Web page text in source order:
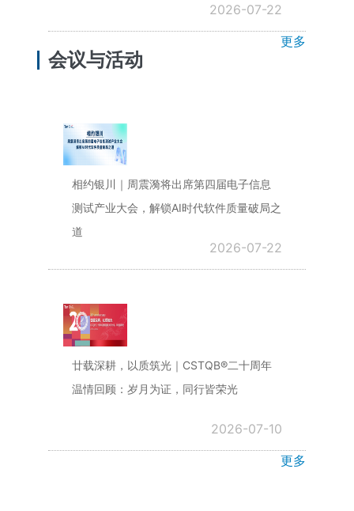
2026-07-22
更多
会议与活动
相约银川｜周震漪将出席第四届电子信息
测试产业大会，解锁AI时代软件质量破局之
道
2026-07-22
廿载深耕，以质筑光｜CSTQB®二十周年
温情回顾：岁月为证，同行皆荣光
2026-07-10
更多